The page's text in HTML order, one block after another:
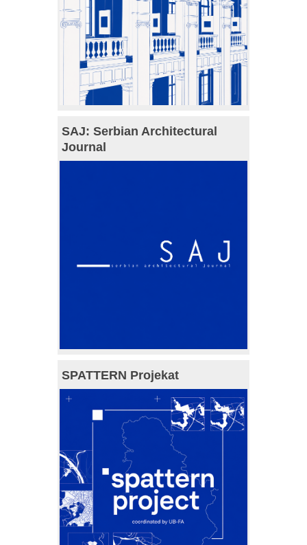
SAJ: Serbian Architectural
Journal
SPATTERN Projekat